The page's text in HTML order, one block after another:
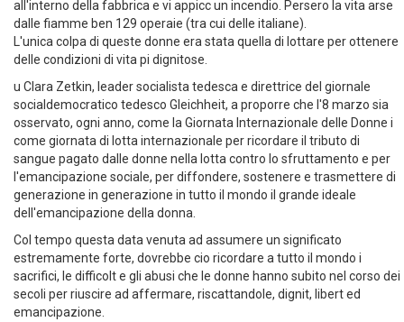
proprietario dell'industria, Mr. Johnson, fece chiudere le scioperanti
all'interno della fabbrica e vi appicc un incendio. Persero la vita arse
dalle fiamme ben 129 operaie (tra cui delle italiane).
L'unica colpa di queste donne era stata quella di lottare per ottenere
delle condizioni di vita pi dignitose.
u Clara Zetkin, leader socialista tedesca e direttrice del giornale
socialdemocratico tedesco Gleichheit, a proporre che l'8 marzo sia
osservato, ogni anno, come la Giornata Internazionale delle Donne i
come giornata di lotta internazionale per ricordare il tributo di
sangue pagato dalle donne nella lotta contro lo sfruttamento e per
l'emancipazione sociale, per diffondere, sostenere e trasmettere di
generazione in generazione in tutto il mondo il grande ideale
dell'emancipazione della donna.
Col tempo questa data venuta ad assumere un significato
estremamente forte, dovrebbe cio ricordare a tutto il mondo i
sacrifici, le difficolt e gli abusi che le donne hanno subito nel corso dei
secoli per riuscire ad affermare, riscattandole, dignit, libert ed